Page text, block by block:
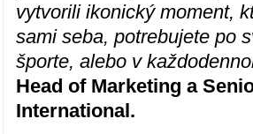
vytvorili ikonický moment,
sami seba, potrebujete po
športe, alebo v
Head of Marketing a
International.